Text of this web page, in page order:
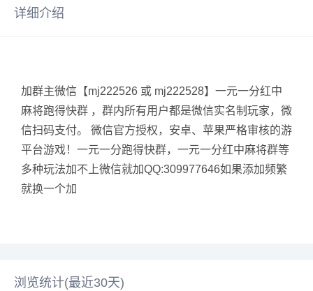
详细介绍
加群主微信【mj222526 或 mj222528】一元一分红中
麻将跑得快群 ，群内所有用户都是微信实名制玩家，微
信扫码支付。 微信官方授权，安卓、苹果严格审核的游
平台游戏！一元一分跑得快群，一元一分红中麻将群等
多种玩法加不上微信就加QQ:309977646如果添加频繁
就换一个加
浏览统计(最近30天)